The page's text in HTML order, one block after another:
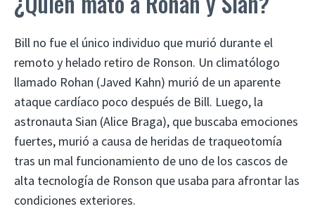
Bill no fue el único individuo que murió durante el
remoto y helado retiro de Ronson. Un climatólogo
llamado Rohan (Javed Kahn) murió de un aparente
ataque cardíaco poco después de Bill. Luego, la
astronauta Sian (Alice Braga), que buscaba emociones
fuertes, murió a causa de heridas de traqueotomía
tras un mal funcionamiento de uno de los cascos de
alta tecnología de Ronson que usaba para afrontar las
condiciones exteriores.